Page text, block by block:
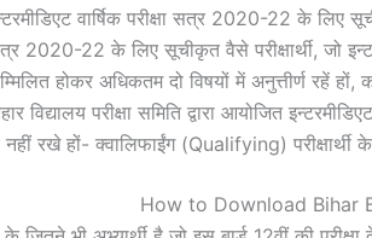
वार्षिक परीक्षा सत्र 2020-22 के लिए
2020-22 के लिए सूचीकृत वैसे परीक्षार्थी, जो
होकर अधिकतम दो विषयों में अनुत्तीर्ण रहें हों,
विद्यालय परीक्षा समिति द्वारा आयोजित
रखे हों- क्वालिफाईंग (Qualifying) परीक्षार्थी
How to Download Bihar